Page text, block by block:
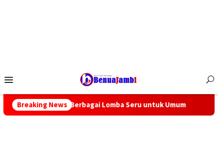
Mobile
Breaking News
Lomba Seru untuk Umum Warga Mulai Gerah